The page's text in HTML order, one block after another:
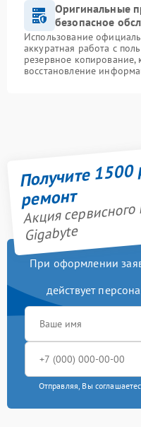
Оригинальные
безопасное
Использование
аккуратная работа с
резервное
восстановление
Получите
ремонт
Акция
Gigabyte
При оформлении
действует
Отправляя, Вы